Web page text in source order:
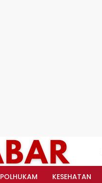
POLHUKAM KESEHATAN